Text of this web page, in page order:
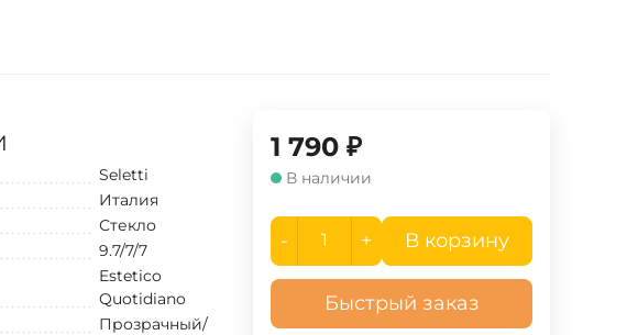
Seletti
Италия
Стекло
9.7/7/7
Estetico
Quotidiano
Прозрачный/
1 790 ₽
В наличии
- + В корзину
Быстрый заказ